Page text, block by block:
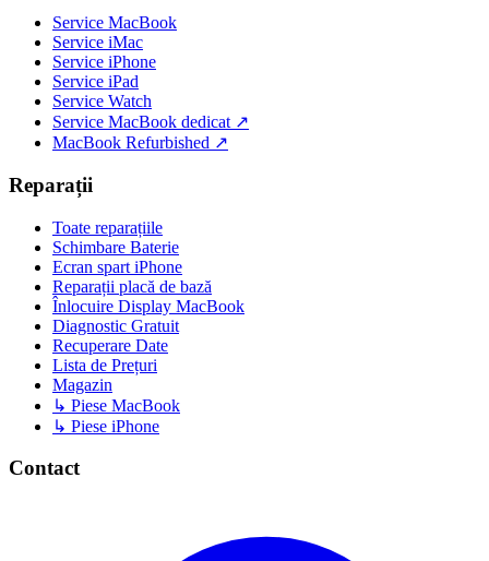
Service MacBook
Service iMac
Service iPhone
Service iPad
Service Watch
Service MacBook dedicat ↗
MacBook Refurbished ↗
Reparații
Toate reparațiile
Schimbare Baterie
Ecran spart iPhone
Reparații placă de bază
Înlocuire Display MacBook
Diagnostic Gratuit
Recuperare Date
Lista de Prețuri
Magazin
↳ Piese MacBook
↳ Piese iPhone
Contact